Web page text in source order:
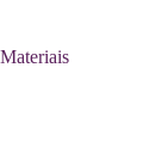
Materiais